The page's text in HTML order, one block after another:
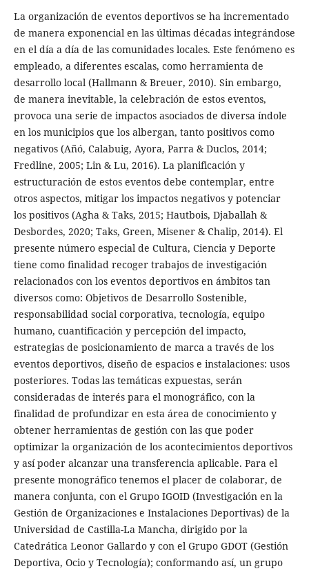
La organización de eventos deportivos se ha incrementado
de manera exponencial en las últimas décadas integrándose
en el día a día de las comunidades locales. Este fenómeno es
empleado, a diferentes escalas, como herramienta de
desarrollo local (Hallmann & Breuer, 2010). Sin embargo,
de manera inevitable, la celebración de estos eventos,
provoca una serie de impactos asociados de diversa índole
en los municipios que los albergan, tanto positivos como
negativos (Añó, Calabuig, Ayora, Parra & Duclos, 2014;
Fredline, 2005; Lin & Lu, 2016). La planificación y
estructuración de estos eventos debe contemplar, entre
otros aspectos, mitigar los impactos negativos y potenciar
los positivos (Agha & Taks, 2015; Hautbois, Djaballah &
Desbordes, 2020; Taks, Green, Misener & Chalip, 2014). El
presente número especial de Cultura, Ciencia y Deporte
tiene como finalidad recoger trabajos de investigación
relacionados con los eventos deportivos en ámbitos tan
diversos como: Objetivos de Desarrollo Sostenible,
responsabilidad social corporativa, tecnología, equipo
humano, cuantificación y percepción del impacto,
estrategias de posicionamiento de marca a través de los
eventos deportivos, diseño de espacios e instalaciones: usos
posteriores. Todas las temáticas expuestas, serán
consideradas de interés para el monográfico, con la
finalidad de profundizar en esta área de conocimiento y
obtener herramientas de gestión con las que poder
optimizar la organización de los acontecimientos deportivos
y así poder alcanzar una transferencia aplicable. Para el
presente monográfico tenemos el placer de colaborar, de
manera conjunta, con el Grupo IGOID (Investigación en la
Gestión de Organizaciones e Instalaciones Deportivas) de la
Universidad de Castilla-La Mancha, dirigido por la
Catedrática Leonor Gallardo y con el Grupo GDOT (Gestión
Deportiva, Ocio y Tecnología); conformando así, un grupo